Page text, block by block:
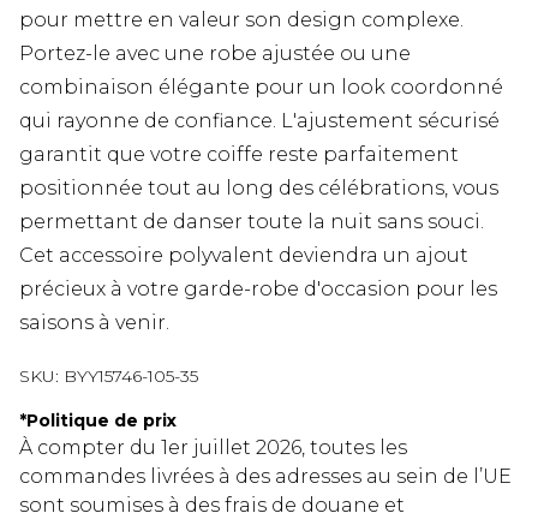
pour mettre en valeur son design complexe.
Portez-le avec une robe ajustée ou une
combinaison élégante pour un look coordonné
qui rayonne de confiance. L'ajustement sécurisé
garantit que votre coiffe reste parfaitement
positionnée tout au long des célébrations, vous
permettant de danser toute la nuit sans souci.
Cet accessoire polyvalent deviendra un ajout
précieux à votre garde-robe d'occasion pour les
saisons à venir.
SKU: BYY15746-105-35
*Politique de prix
À compter du 1er juillet 2026, toutes les
commandes livrées à des adresses au sein de l’UE
sont soumises à des frais de douane et